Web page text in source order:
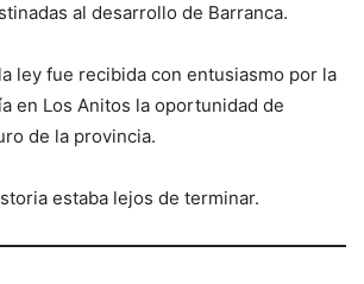
al desarrollo de Barranca.
ley fue recibida con entusiasmo por la
en Los Anitos la oportunidad de
de la provincia.
estaba lejos de terminar.